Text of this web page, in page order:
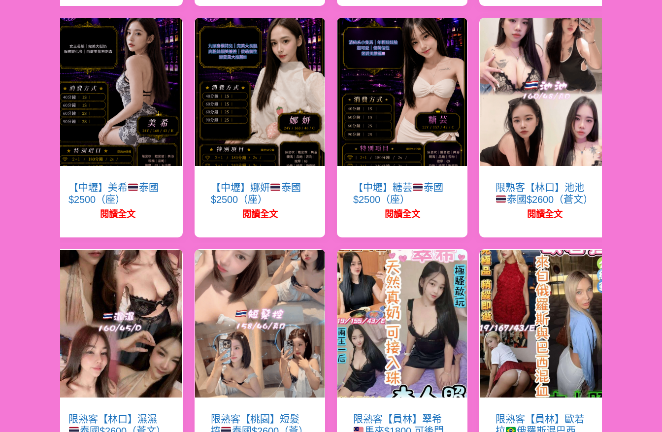
【中壢】美希
泰國
$2500（座）
閱讀全文
【中壢】娜妍
泰國
$2500（座）
閱讀全文
【中壢】糖芸
泰國
$2500（座）
閱讀全文
限熟客【林口】池池
泰國$2600（蒼文）
閱讀全文
限熟客【林口】濕濕
限熟客【桃園】短髮
限熟客【員林】翠希
限熟客【員林】歐若